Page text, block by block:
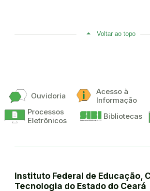
Voltar ao topo
Ouvidoria
Acesso à
Informação
Processos
Eletrônicos
Bibliotecas
Instituto Federal de Educação,
Tecnologia do Estado do Ceará